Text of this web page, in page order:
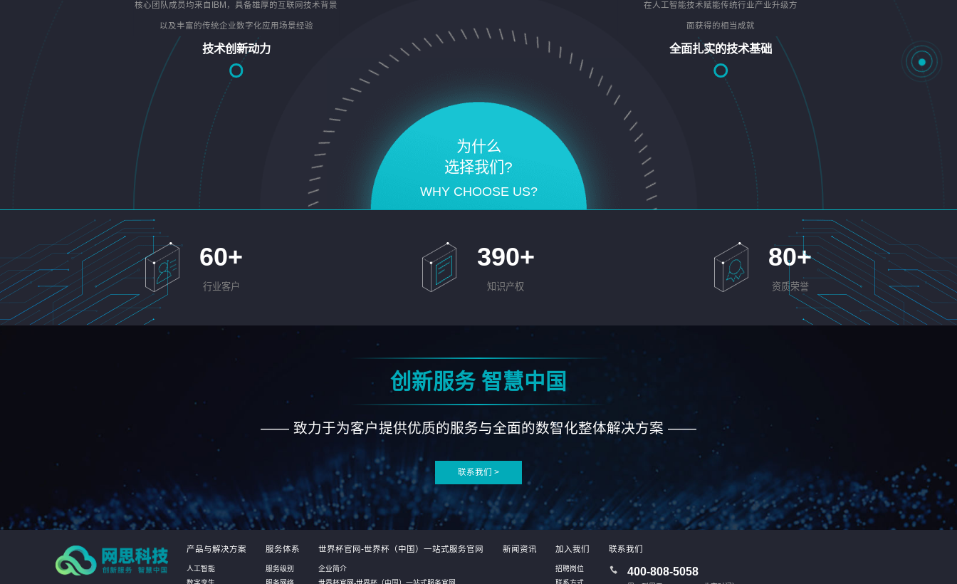
为什么
选择我们?
WHY CHOOSE US?
核心团队成员均来自IBM，具备雄厚的互联网技术背景
以及丰富的传统企业数字化应用场景经验
技术创新动力
在人工智能技术赋能传统行业产业升级方
面获得的相当成就
全面扎实的技术基础
60+
行业客户
390+
知识产权
80+
资质荣誉
创新服务 智慧中国
—— 致力于为客户提供优质的服务与全面的数智化整体解决方案 ——
联系我们 >
产品与解决方案
人工智能
服务体系
服务级别
世界杯官网-世界杯（中国）一站式服务官网
企业简介
新闻资讯 加入我们
招聘岗位
联系我们
400-808-5058